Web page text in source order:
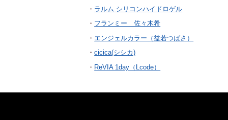
ラルム シリコンハイドロゲル
フランミー 佐々木希
エンジェルカラー（益若つばさ）
cicica(シシカ)
ReVIA 1day（Lcode）